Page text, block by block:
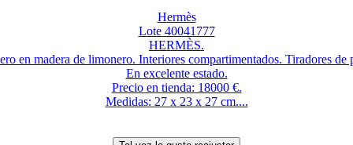
Hermès
Lote 40041777
HERMÈS.
en madera de limonero. Interiores compartimentados. Tiradores de
En excelente estado.
Precio en tienda: 18000 €.
Medidas: 27 x 23 x 27 cm....